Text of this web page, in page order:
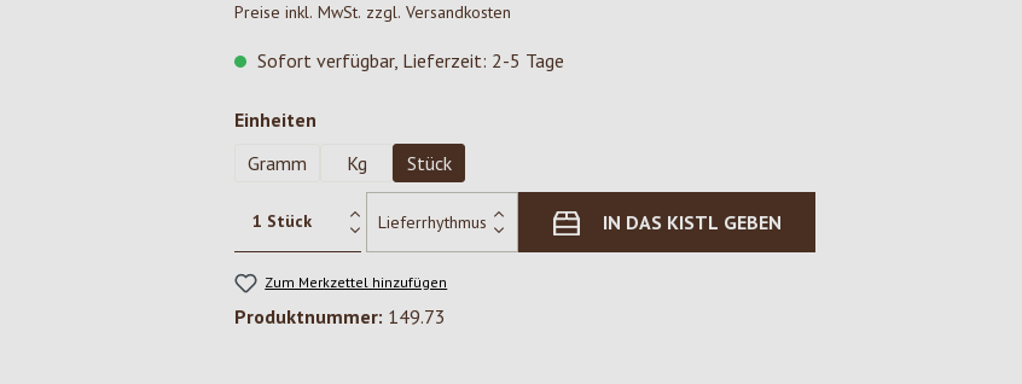
Preise inkl. MwSt. zzgl. Versandkosten
Sofort verfügbar, Lieferzeit: 2-5 Tage
Einheiten
Gramm
Kg Stück
IN DAS KISTL GEBEN
Zum Merkzettel hinzufügen
Produktnummer: 149.73